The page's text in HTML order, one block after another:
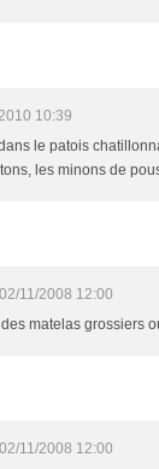
10:39
le patois
les minons de
02/11/2008 12:00
matelas grossiers
02/11/2008 12:00